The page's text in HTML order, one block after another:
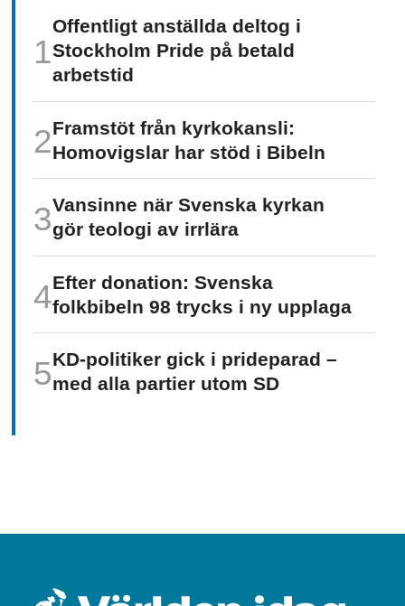
Offentligt anställda deltog i
Stockholm Pride på betald
arbetstid
Framstöt från kyrkokansli:
Homo­vigslar har stöd i Bibeln
Vansinne när Svenska kyrkan
gör teologi av irrlära
Efter donation: Svenska
folkbibeln 98 trycks i ny upplaga
KD-politiker gick i prideparad –
med alla partier utom SD